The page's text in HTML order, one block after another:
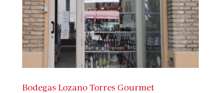
Bodegas Lozano Torres Gourmet